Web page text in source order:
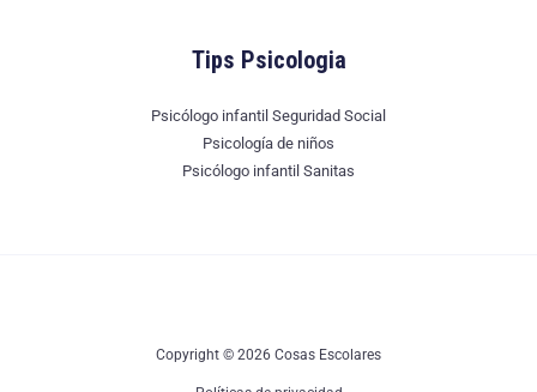
Tips Psicologia
Psicólogo infantil Seguridad Social
Psicología de niños
Psicólogo infantil Sanitas
Copyright © 2026 Cosas Escolares